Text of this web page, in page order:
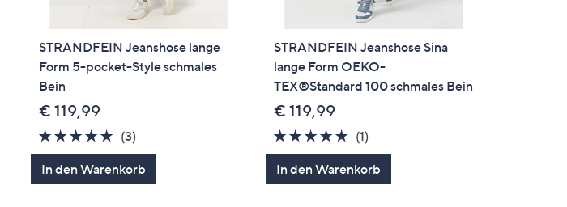
STRANDFEIN Jeanshose lange
Form 5-pocket-Style schmales
Bein
€ 119,99
5.0
von
5
(3)
Bewertungen
In den Warenkorb
STRANDFEIN Jeanshose Sina
lange Form OEKO-
TEX®Standard 100 schmales Bein
€ 119,99
5.0
von
5
(1)
Bewertungen
In den Warenkorb